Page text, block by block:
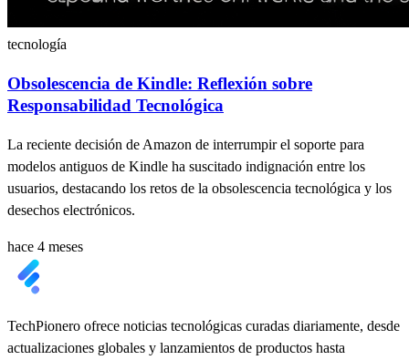
tecnología
Obsolescencia de Kindle: Reflexión sobre
Responsabilidad Tecnológica
La reciente decisión de Amazon de interrumpir el soporte para
modelos antiguos de Kindle ha suscitado indignación entre los
usuarios, destacando los retos de la obsolescencia tecnológica y los
desechos electrónicos.
hace 4 meses
TechPionero ofrece noticias tecnológicas curadas diariamente, desde
actualizaciones globales y lanzamientos de productos hasta